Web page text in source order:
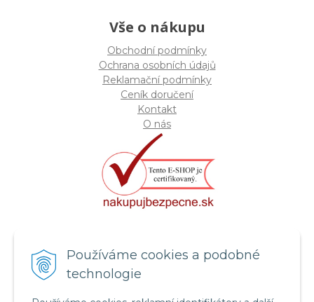
Používáme cookies a podobné
technologie
Vše o nákupu
Obchodní podmínky
Ochrana osobních údajů
Reklamační podmínky
Ceník doručení
Kontakt
O nás
Certifikát systému bezpečnosti
potravin FSSC 22000